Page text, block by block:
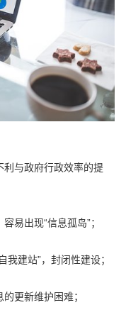
利与政府行政效率的提
易出现“信息孤岛”；
建站”，封闭性建设；
更新维护困难；